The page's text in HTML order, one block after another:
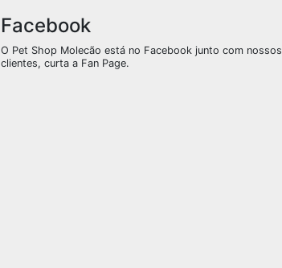
Facebook
O Pet Shop Molecão está no Facebook junto com nossos
clientes, curta a Fan Page.